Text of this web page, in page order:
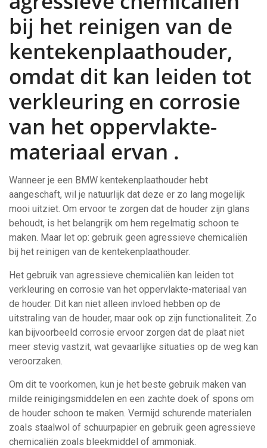
bij het reinigen van de
kentekenplaathouder,
omdat dit kan leiden tot
verkleuring en corrosie
van het oppervlakte-
materiaal ervan .
Wanneer je een BMW kentekenplaathouder hebt
aangeschaft, wil je natuurlijk dat deze er zo lang mogelijk
mooi uitziet. Om ervoor te zorgen dat de houder zijn glans
behoudt, is het belangrijk om hem regelmatig schoon te
maken. Maar let op: gebruik geen agressieve chemicaliën
bij het reinigen van de kentekenplaathouder.
Het gebruik van agressieve chemicaliën kan leiden tot
verkleuring en corrosie van het oppervlakte-materiaal van
de houder. Dit kan niet alleen invloed hebben op de
uitstraling van de houder, maar ook op zijn functionaliteit. Zo
kan bijvoorbeeld corrosie ervoor zorgen dat de plaat niet
meer stevig vastzit, wat gevaarlijke situaties op de weg kan
veroorzaken.
Om dit te voorkomen, kun je het beste gebruik maken van
milde reinigingsmiddelen en een zachte doek of spons om
de houder schoon te maken. Vermijd schurende materialen
zoals staalwol of schuurpapier en gebruik geen agressieve
chemicaliën zoals bleekmiddel of ammoniak.